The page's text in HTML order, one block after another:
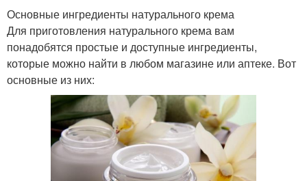
Основные ингредиенты натурального крема
Для приготовления натурального крема вам
понадобятся простые и доступные ингредиенты,
которые можно найти в любом магазине или аптеке. Вот
основные из них: